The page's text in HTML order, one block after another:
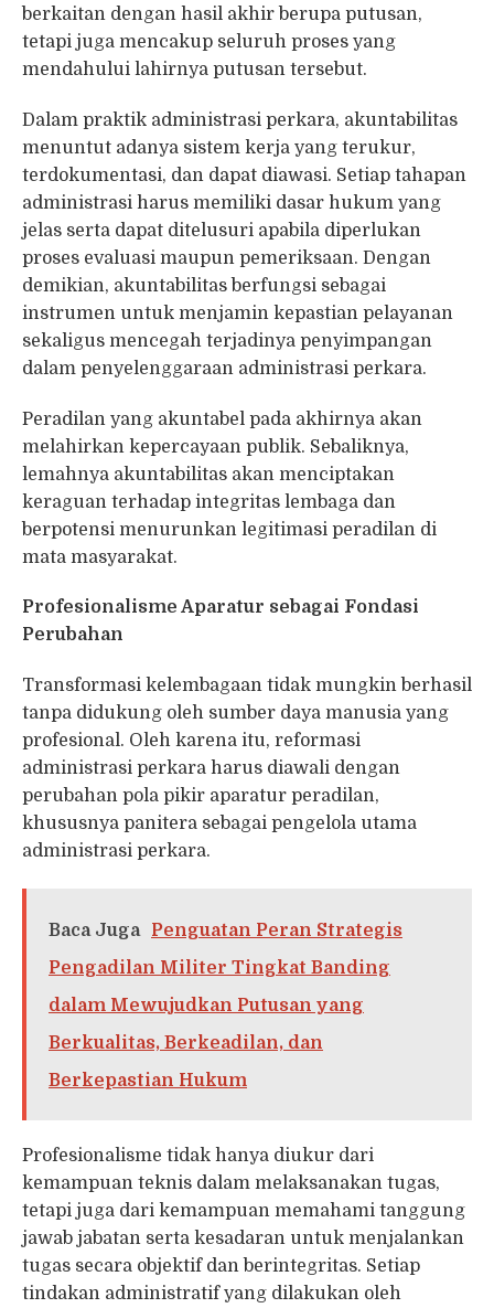
berkaitan dengan hasil akhir berupa putusan,
tetapi juga mencakup seluruh proses yang
mendahului lahirnya putusan tersebut.
Dalam praktik administrasi perkara, akuntabilitas
menuntut adanya sistem kerja yang terukur,
terdokumentasi, dan dapat diawasi. Setiap tahapan
administrasi harus memiliki dasar hukum yang
jelas serta dapat ditelusuri apabila diperlukan
proses evaluasi maupun pemeriksaan. Dengan
demikian, akuntabilitas berfungsi sebagai
instrumen untuk menjamin kepastian pelayanan
sekaligus mencegah terjadinya penyimpangan
dalam penyelenggaraan administrasi perkara.
Peradilan yang akuntabel pada akhirnya akan
melahirkan kepercayaan publik. Sebaliknya,
lemahnya akuntabilitas akan menciptakan
keraguan terhadap integritas lembaga dan
berpotensi menurunkan legitimasi peradilan di
mata masyarakat.
Profesionalisme Aparatur sebagai Fondasi
Perubahan
Transformasi kelembagaan tidak mungkin berhasil
tanpa didukung oleh sumber daya manusia yang
profesional. Oleh karena itu, reformasi
administrasi perkara harus diawali dengan
perubahan pola pikir aparatur peradilan,
khususnya panitera sebagai pengelola utama
administrasi perkara.
Baca Juga
Penguatan Peran Strategis
Pengadilan Militer Tingkat Banding
dalam Mewujudkan Putusan yang
Berkualitas, Berkeadilan, dan
Berkepastian Hukum
Profesionalisme tidak hanya diukur dari
kemampuan teknis dalam melaksanakan tugas,
tetapi juga dari kemampuan memahami tanggung
jawab jabatan serta kesadaran untuk menjalankan
tugas secara objektif dan berintegritas. Setiap
tindakan administratif yang dilakukan oleh